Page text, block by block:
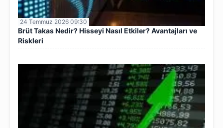
24 Temmuz 2026 09:30
Brüt Takas Nedir? Hisseyi Nasıl Etkiler? Avantajları ve
Riskleri